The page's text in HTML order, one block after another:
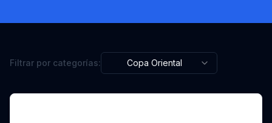
Filtrar por categorías: Copa Oriental